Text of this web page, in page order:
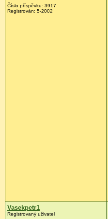
Číslo příspěvku: 3917
Registrován: 5-2002
Vasekpetr1
Registrovaný uživatel